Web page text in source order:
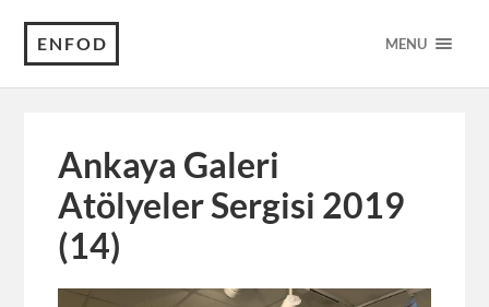
ENFOD MENU
Ankaya Galeri
Atölyeler Sergisi 2019
(14)